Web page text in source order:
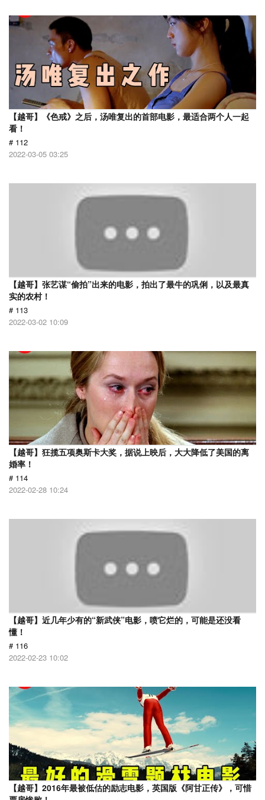
【越哥】《色戒》之后，汤唯复出的首部电影，最适合两个人一起
看！
# 112
2022-03-05 03:25
【越哥】张艺谋“偷拍”出来的电影，拍出了最牛的巩俐，以及最真
实的农村！
# 113
2022-03-02 10:09
【越哥】狂揽五项奥斯卡大奖，据说上映后，大大降低了美国的离
婚率！
# 114
2022-02-28 10:24
【越哥】近几年少有的“新武侠”电影，喷它烂的，可能是还没看
懂！
# 116
2022-02-23 10:02
【越哥】2016年最被低估的励志电影，英国版《阿甘正传》，可惜